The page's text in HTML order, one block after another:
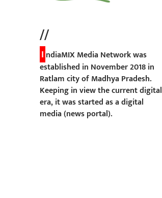
//
I ndiaMIX Media Network was
established in November 2018 in
Ratlam city of Madhya Pradesh.
Keeping in view the current digital
era, it was started as a digital
media (news portal).